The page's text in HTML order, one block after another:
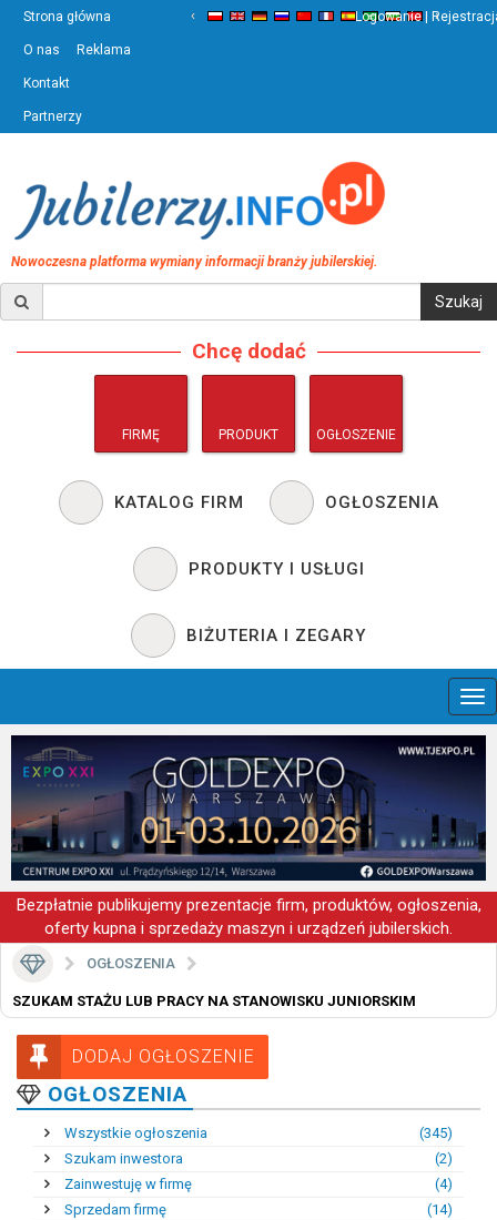
Strona główna
O nas Reklama
Kontakt
Partnerzy
‹ ›
Logowanie |
Nowoczesna platforma wymiany informacji branży jubilerskiej.
Chcę dodać
FIRMĘ PRODUKT OGŁOSZENIE
KATALOG FIRM OGŁOSZENIA
PRODUKTY I USŁUGI
BIŻUTERIA I ZEGARY
Bezpłatnie publikujemy prezentacje firm, produktów, ogłoszenia,
oferty kupna i sprzedaży maszyn i urządzeń jubilerskich.
OGŁOSZENIA
SZUKAM STAŻU LUB PRACY NA STANOWISKU JUNIORSKIM
DODAJ OGŁOSZENIE
OGŁOSZENIA
Wszystkie ogłoszenia
(345)
Szukam inwestora
(2)
Zainwestuję w firmę
(4)
Sprzedam firmę
(14)